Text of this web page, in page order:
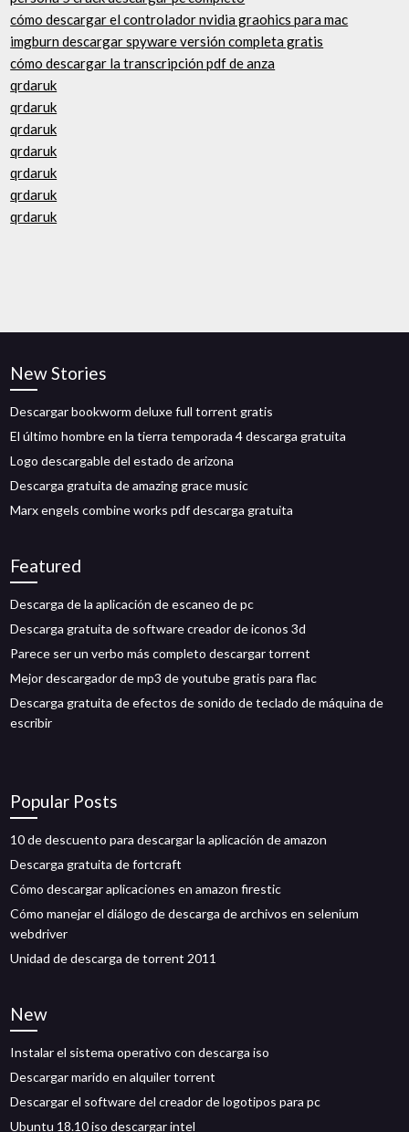
cómo descargar el controlador nvidia graohics para mac
imgburn descargar spyware versión completa gratis
cómo descargar la transcripción pdf de anza
qrdaruk
qrdaruk
qrdaruk
qrdaruk
qrdaruk
qrdaruk
qrdaruk
New Stories
Descargar bookworm deluxe full torrent gratis
El último hombre en la tierra temporada 4 descarga gratuita
Logo descargable del estado de arizona
Descarga gratuita de amazing grace music
Marx engels combine works pdf descarga gratuita
Featured
Descarga de la aplicación de escaneo de pc
Descarga gratuita de software creador de iconos 3d
Parece ser un verbo más completo descargar torrent
Mejor descargador de mp3 de youtube gratis para flac
Descarga gratuita de efectos de sonido de teclado de máquina de
escribir
Popular Posts
10 de descuento para descargar la aplicación de amazon
Descarga gratuita de fortcraft
Cómo descargar aplicaciones en amazon firestic
Cómo manejar el diálogo de descarga de archivos en selenium
webdriver
Unidad de descarga de torrent 2011
New
Instalar el sistema operativo con descarga iso
Descargar marido en alquiler torrent
Descargar el software del creador de logotipos para pc
Ubuntu 18.10 iso descargar intel